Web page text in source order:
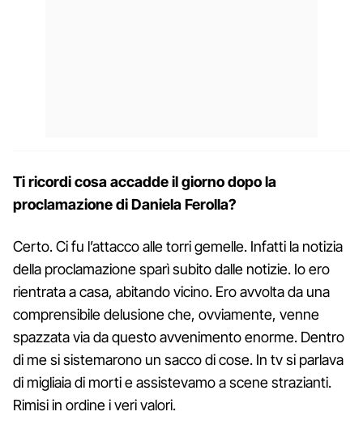
Ti ricordi cosa accadde il giorno dopo la
proclamazione di Daniela Ferolla?
Certo. Ci fu l’attacco alle torri gemelle. Infatti la notizia
della proclamazione sparì subito dalle notizie. Io ero
rientrata a casa, abitando vicino. Ero avvolta da una
comprensibile delusione che, ovviamente, venne
spazzata via da questo avvenimento enorme. Dentro
di me si sistemarono un sacco di cose. In tv si parlava
di migliaia di morti e assistevamo a scene strazianti.
Rimisi in ordine i veri valori.